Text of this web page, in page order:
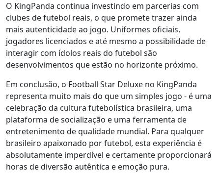
O KingPanda continua investindo em parcerias com
clubes de futebol reais, o que promete trazer ainda
mais autenticidade ao jogo. Uniformes oficiais,
jogadores licenciados e até mesmo a possibilidade de
interagir com ídolos reais do futebol são
desenvolvimentos que estão no horizonte próximo.
Em conclusão, o Football Star Deluxe no KingPanda
representa muito mais do que um simples jogo - é uma
celebração da cultura futebolística brasileira, uma
plataforma de socialização e uma ferramenta de
entretenimento de qualidade mundial. Para qualquer
brasileiro apaixonado por futebol, esta experiência é
absolutamente imperdível e certamente proporcionará
horas de diversão autêntica e emoção pura.